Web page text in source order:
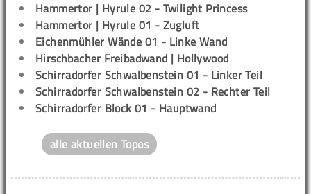
Hammertor | Hyrule 02 - Twilight Princess
Hammertor | Hyrule 01 - Zugluft
Eichenmühler Wände 01 - Linke Wand
Hirschbacher Freibadwand | Hollywood
Schirradorfer Schwalbenstein 01 - Linker Teil
Schirradorfer Schwalbenstein 02 - Rechter Teil
Schirradorfer Block 01 - Hauptwand
alle aktuellen Topos